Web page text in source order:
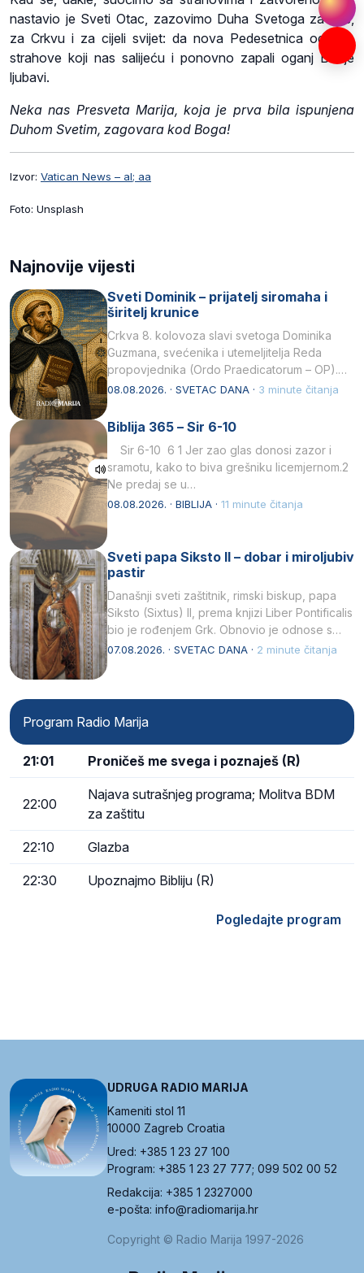
nastavio je Sveti Otac, zazovimo Duha Svetoga za nas,
za Crkvu i za cijeli svijet: da nova Pedesetnica odagna
strahove koji nas salijeću i ponovno zapali oganj Božje
ljubavi.
Neka nas Presveta Marija, koja je prva bila ispunjena
Duhom Svetim, zagovara kod Boga!
Izvor: Vatican News – al; aa
Foto: Unsplash
Najnovije vijesti
Sveti Dominik – prijatelj siromaha i
širitelj krunice
Crkva 8. kolovoza slavi svetoga Dominika
Guzmana, svećenika i utemeljitelja Reda
propovjednika (Ordo Praedicatorum – OP).
Svojim životom, dubokom ljubavlju prema
08.08.2026. · SVETAC DANA · 3 minute čitanja
Biblija 365 – Sir 6-10
Sir 6-10 6 1 Jer zao glas donosi zazor i
sramotu, kako to biva grešniku licemjernom.2
Ne predaj se u…
08.08.2026. · BIBLIJA · 11 minute čitanja
Sveti papa Siksto II – dobar i miroljubiv
pastir
Današnji sveti zaštitnik, rimski biskup, papa
Siksto (Sixtus) II, prema knjizi Liber Pontificalis
bio je rođenjem Grk. Obnovio je odnose s
afričkim…
07.08.2026. · SVETAC DANA · 2 minute čitanja
Program Radio Marija
21:01 Proničeš me svega i poznaješ (R)
22:00
Najava sutrašnjeg programa; Molitva BDM
za zaštitu
22:10 Glazba
22:30 Upoznajmo Bibliju (R)
Pogledajte program
UDRUGA RADIO MARIJA
Kameniti stol 11
10000 Zagreb Croatia
Ured: +385 1 23 27 100
Program: +385 1 23 27 777; 099 502 00 52
Redakcija: +385 1 2327000
e-pošta: info@radiomarija.hr
Copyright © Radio Marija 1997-2026